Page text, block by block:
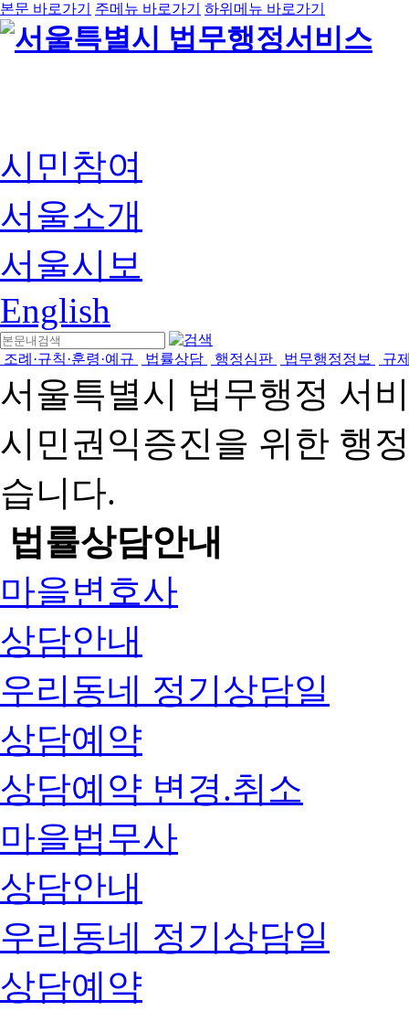
본문 바로가기 주메뉴 바로가기 하위메뉴 바로가기
시민참여
서울소개
서울시보
English
조례·규칙·훈령·예규 법률상담 행정심판 법무행정정보 규
서울특별시 법무행정 서
시민권익증진을 위한 행
습니다.
법률상담안내
마을변호사
상담안내
우리동네 정기상담일
상담예약
상담예약 변경.취소
마을법무사
상담안내
우리동네 정기상담일
상담예약